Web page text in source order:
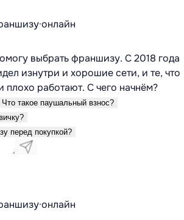
·онлайн
выбрать франшизу. С 2018 года
изнутри и хорошие сети, и те, что
работают. С чего начнём?
Что такое паушальный взнос?
перед покупкой?
·онлайн